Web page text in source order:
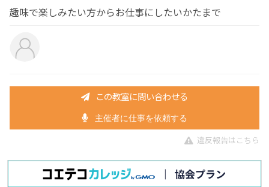
趣味で楽しみたい方からお仕事にしたいかたまで
この教室に問い合わせる
主催者に仕事を依頼する
違反報告はこちら